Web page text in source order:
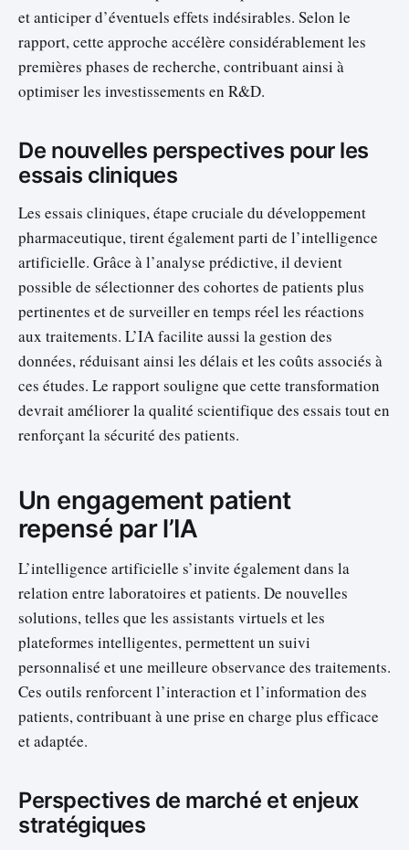
et anticiper d’éventuels effets indésirables. Selon le
rapport, cette approche accélère considérablement les
premières phases de recherche, contribuant ainsi à
optimiser les investissements en R&D.
De nouvelles perspectives pour les
essais cliniques
Les essais cliniques, étape cruciale du développement
pharmaceutique, tirent également parti de l’intelligence
artificielle. Grâce à l’analyse prédictive, il devient
possible de sélectionner des cohortes de patients plus
pertinentes et de surveiller en temps réel les réactions
aux traitements. L’IA facilite aussi la gestion des
données, réduisant ainsi les délais et les coûts associés à
ces études. Le rapport souligne que cette transformation
devrait améliorer la qualité scientifique des essais tout en
renforçant la sécurité des patients.
Un engagement patient
repensé par l’IA
L’intelligence artificielle s’invite également dans la
relation entre laboratoires et patients. De nouvelles
solutions, telles que les assistants virtuels et les
plateformes intelligentes, permettent un suivi
personnalisé et une meilleure observance des traitements.
Ces outils renforcent l’interaction et l’information des
patients, contribuant à une prise en charge plus efficace
et adaptée.
Perspectives de marché et enjeux
stratégiques